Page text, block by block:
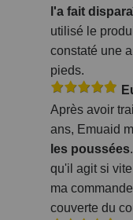
l'a fait
utilisé le
constaté une
pieds.
Après avoir
ans, Emuaid
les poussées
qu'il agit si
ma
couverte du